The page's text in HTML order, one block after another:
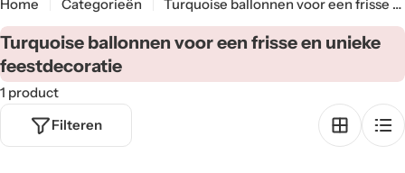
Home Categorieën Turquoise ballonnen voor een frisse en unieke feestdecoratie
C
a
t
e
Turquoise ballonnen voor een frisse en unieke
feestdecoratie
1 product
Filteren